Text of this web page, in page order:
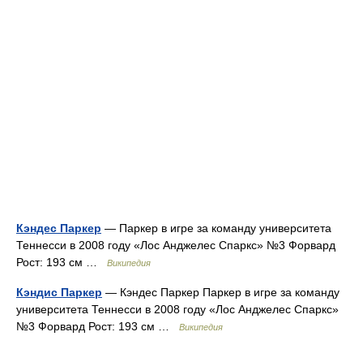
Кэндес Паркер — Паркер в игре за команду университета
Теннесси в 2008 году «Лос Анджелес Спаркс» №3 Форвард
Рост: 193 см …
Википедия
Кэндис Паркер — Кэндес Паркер Паркер в игре за команду
университета Теннесси в 2008 году «Лос Анджелес Спаркс»
№3 Форвард Рост: 193 см …
Википедия